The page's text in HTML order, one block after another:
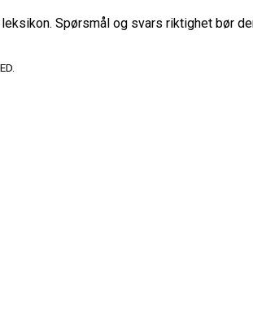
Spørsmål og svars riktighet bør